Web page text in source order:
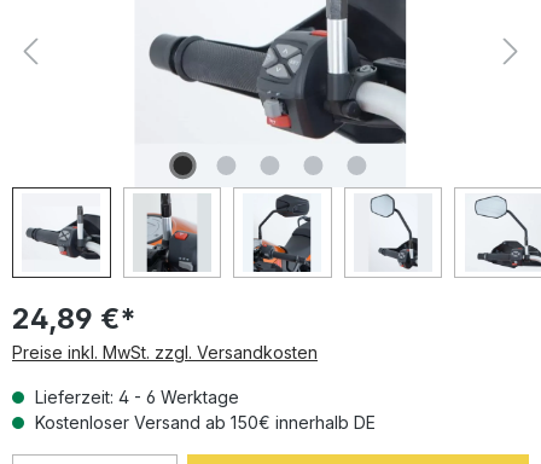
24,89 €*
Preise inkl. MwSt. zzgl. Versandkosten
Lieferzeit: 4 - 6 Werktage
Kostenloser Versand ab 150€ innerhalb DE